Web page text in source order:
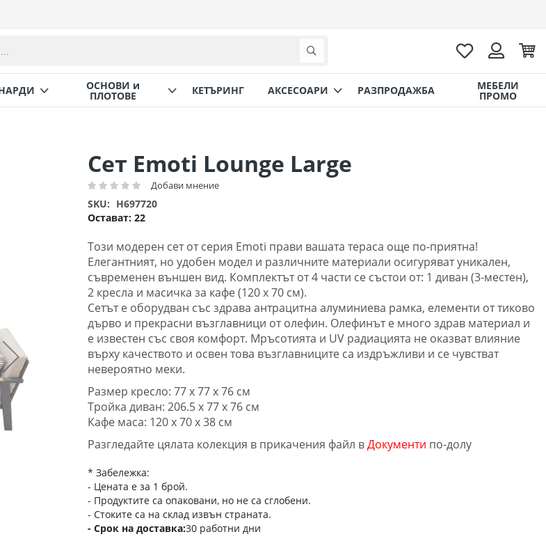
Любими
ОСНОВИ и
ПЛОТОВЕ КЕТЪРИНГ AКСЕСОАРИ РАЗПРОДАЖБА МЕБЕЛИ
ПРОМО
Сет Emoti Lounge Large
Рейтинг: Добави мнение
Остават:22
SKU H697720
Този модерен сет от серия Emoti прави вашата тераса още по-приятна!
Елегантният, но удобен модел и различните материали осигуряват уникален,
съвременен външен вид. Комплектът от 4 части се състои от: 1 диван (3-местен),
2 кресла и масичка за кафе (120 х 70 см).
Сетът е оборудван със здрава антрацитна алуминиева рамка, елементи от тиково
дърво и прекрасни възглавници от олефин. Олефинът е много здрав материал и
е известен със своя комфорт. Мръсотията и UV радиацията не оказват влияние
върху качеството и освен това възглавниците са издръжливи и се чувстват
невероятно меки.
Размер кресло: 77 х 77 х 76 см
Тройка диван: 206.5 х 77 х 76 см
Кафе маса: 120 х 70 х 38 см
Разгледайте цялата колекция в прикачения файл вДокументи по-долу
* Забележка:
- Цената е за 1 брой.
- Продуктите са опаковани, но не са сглобени.
- Стоките са на склад извън страната.
Срок на доставка 30 работни дни